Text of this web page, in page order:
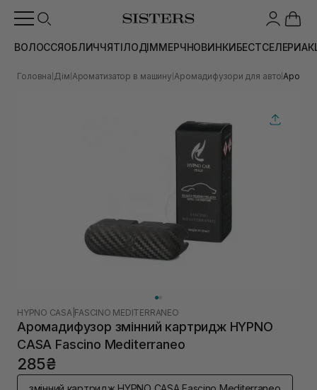
ВОЛОССЯОБЛИЧЧЯТІЛОДІММЕРЧНОВИНКИБЕСТСЕЛЕРИ
Головна Дім Ароматизатор в машину Аромадифузори для авто
HYPNO CASA| FASCINO MEDITERRANEO
Аромадифузор змінний картридж HYPNO
CASA Fascino Mediterraneo
285₴